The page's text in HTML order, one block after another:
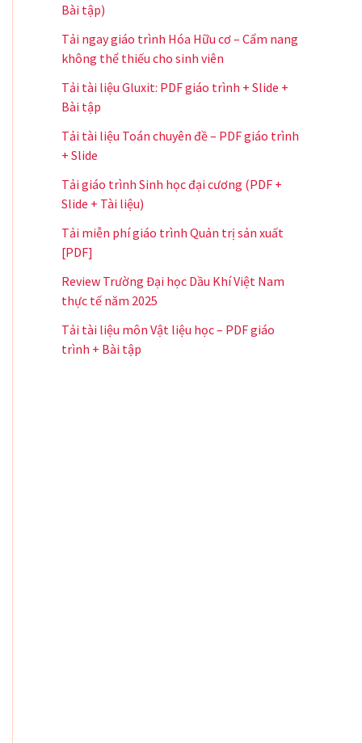
Bài tập)
Tải ngay giáo trình Hóa Hữu cơ – Cẩm nang
không thể thiếu cho sinh viên
Tải tài liệu Gluxit: PDF giáo trình + Slide +
Bài tập
Tải tài liệu Toán chuyên đề – PDF giáo trình
+ Slide
Tải giáo trình Sinh học đại cương (PDF +
Slide + Tài liệu)
Tải miễn phí giáo trình Quản trị sản xuất
[PDF]
Review Trường Đại học Dầu Khí Việt Nam
thực tế năm 2025
Tải tài liệu môn Vật liệu học – PDF giáo
trình + Bài tập